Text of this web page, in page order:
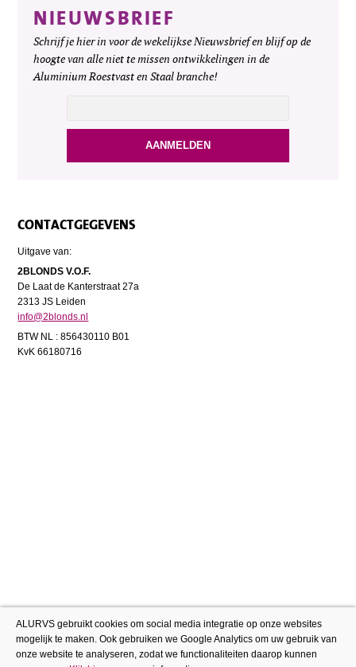
NIEUWSBRIEF
Schrijf je hier in voor de wekelijkse Nieuwsbrief en blijf op de
hoogte van alle niet te missen ontwikkelingen in de
Aluminium Roestvast en Staal branche!
CONTACTGEGEVENS
Uitgave van:
2BLONDS V.O.F.
De Laat de Kanterstraat 27a
2313 JS Leiden
info@2blonds.nl
BTW NL : 856430110 B01
KvK 66180716
ALURVS gebruikt cookies om social media integratie op onze websites
mogelijk te maken. Ook gebruiken we Google Analytics om uw gebruik van
onze website te analyseren, zodat we functionaliteiten daarop kunnen